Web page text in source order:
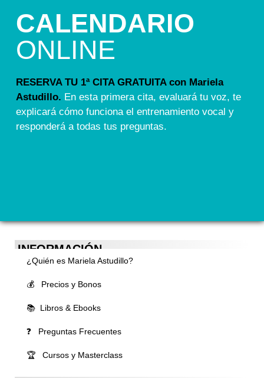
CALENDARIO
ONLINE
RESERVA TU 1ª CITA GRATUITA con Mariela
Astudillo. En esta primera cita, evaluará tu voz, te
explicará cómo funciona el entrenamiento vocal y
responderá a todas tus preguntas.
INFORMACIÓN
¿Quién es Mariela Astudillo?
💰 Precios y Bonos
📚 Libros & Ebooks
❓ Preguntas Frecuentes
🏆 Cursos y Masterclass